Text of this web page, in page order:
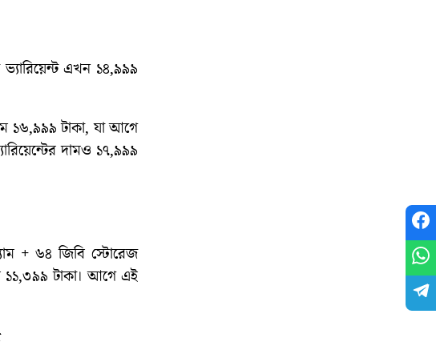
এখন ১৪,৯৯৯
১৬,৯৯৯ টাকা, যা আগে
দামও ১৭,৯৯৯
+ ৬৪ জিবি স্টোরেজ
১১,৩৯৯ টাকা। আগে এই